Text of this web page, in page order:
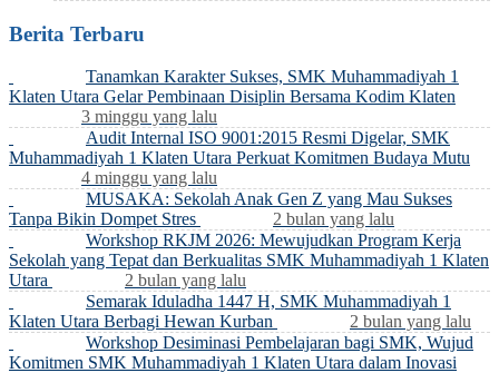
Berita Terbaru
Tanamkan Karakter Sukses, SMK Muhammadiyah 1
Klaten Utara Gelar Pembinaan Disiplin Bersama Kodim Klaten
3 minggu yang lalu
Audit Internal ISO 9001:2015 Resmi Digelar, SMK
Muhammadiyah 1 Klaten Utara Perkuat Komitmen Budaya Mutu
4 minggu yang lalu
MUSAKA: Sekolah Anak Gen Z yang Mau Sukses
Tanpa Bikin Dompet Stres
2 bulan yang lalu
Workshop RKJM 2026: Mewujudkan Program Kerja
Sekolah yang Tepat dan Berkualitas SMK Muhammadiyah 1 Klaten
Utara
2 bulan yang lalu
Semarak Iduladha 1447 H, SMK Muhammadiyah 1
Klaten Utara Berbagi Hewan Kurban
2 bulan yang lalu
Workshop Desiminasi Pembelajaran bagi SMK, Wujud
Komitmen SMK Muhammadiyah 1 Klaten Utara dalam Inovasi